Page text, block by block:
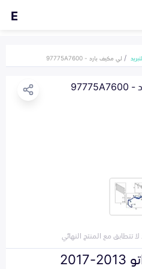
E
لي مكيف بارد - 97775A7600
تتطابق مع المنتج النهائي